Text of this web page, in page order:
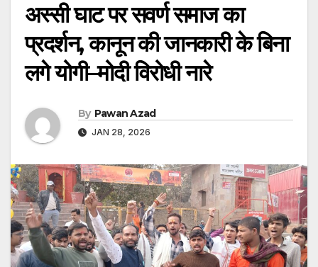
अस्सी घाट पर सवर्ण समाज का
प्रदर्शन, कानून की जानकारी के बिना
लगे योगी–मोदी विरोधी नारे
By Pawan Azad
JAN 28, 2026